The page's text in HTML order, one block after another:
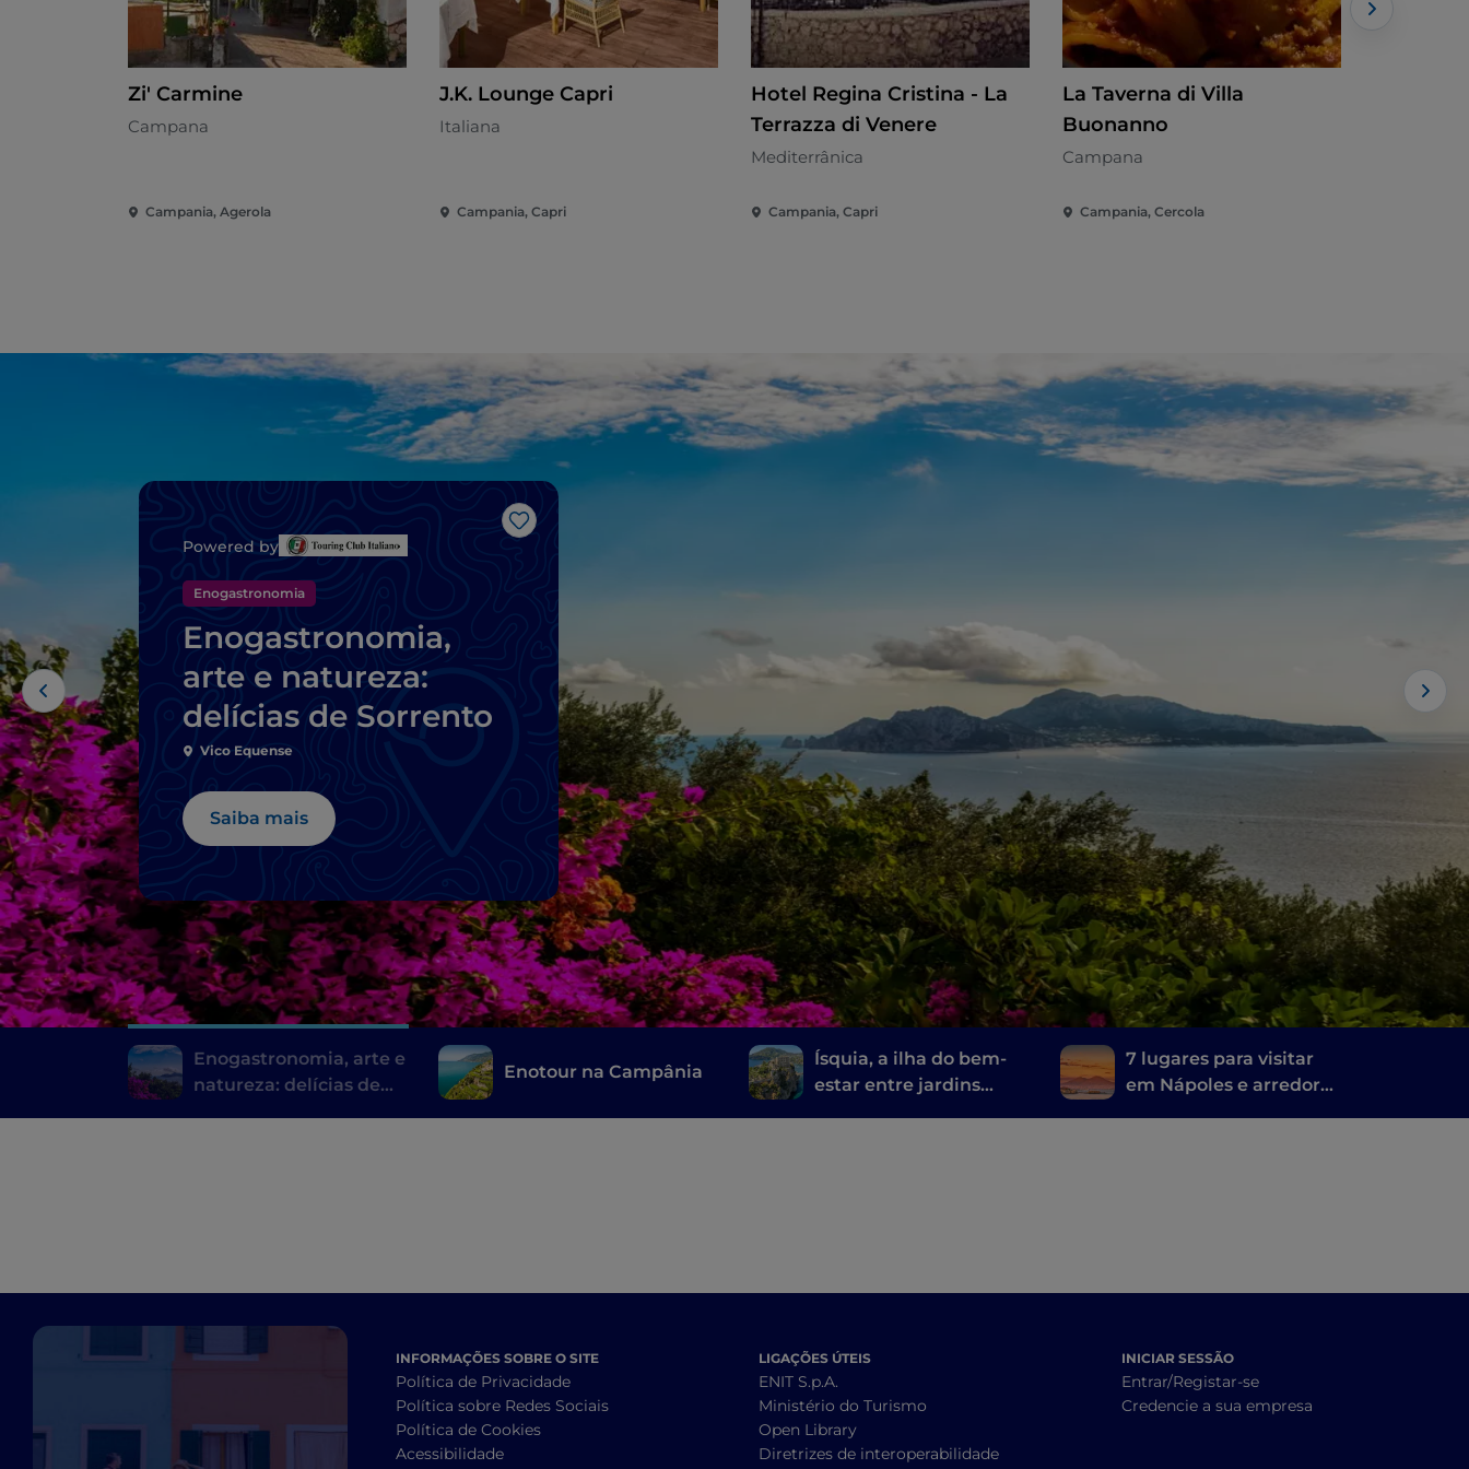
Zi' Carmine
Campana
Campania, Agerola
J.K. Lounge Capri
Italiana
Campania, Capri
Hotel Regina Cristina - La
Terrazza di Venere
Mediterrânica
Campania, Capri
La Taverna di Villa
Buonanno
Campana
Campania, Cercola
Gosto
Powered by
Enogastronomia
Enogastronomia,
arte e natureza:
delícias de Sorrento
Vico Equense
Saiba mais
Enogastronomia, arte e
natureza: delícias de
Enotour na Campânia
Ísquia, a ilha do bem-
estar entre jardins
7 lugares para visitar
em Nápoles e arredores
INFORMAÇÕES SOBRE O SITE
Política de Privacidade
Política sobre Redes Sociais
Política de Cookies
Acessibilidade
LIGAÇÕES ÚTEIS
ENIT S.p.A.
Ministério do Turismo
Open Library
Diretrizes de interoperabilidade
INICIAR SESSÃO
Entrar/Registar-se
Credencie a sua empresa